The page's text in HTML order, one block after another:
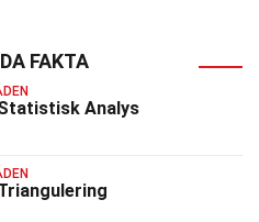
FAKTA
Analys